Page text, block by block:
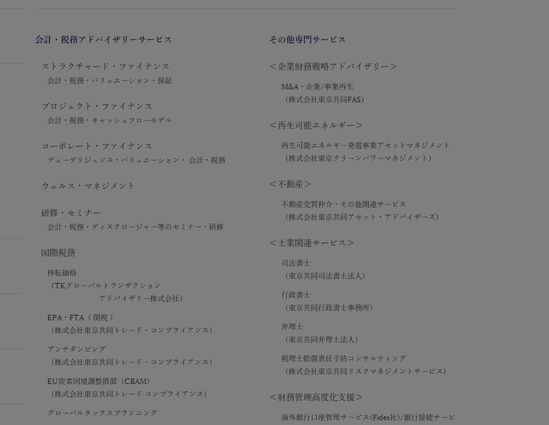
会計・税務アドバイザリーサービス
ストラクチャード・ファイナンス
会計・税務・バリュエーション・保証
プロジェクト・ファイナンス
会計・税務・キャッシュフローモデル
コーポレート・ファイナンス
デューデリジェンス・バリュエーション・ 会計・税務
ウェルス・マネジメント
研修・セミナー
会計・税務・ディスクロージャー等のセミナー・研修
国際税務
移転価格
（TKグローバルトランザクション
アドバイザリー株式会社）
EPA・FTA（ 関税 ）
（株式会社東京共同トレード・コンプライアンス）
アンチダンピング
（株式会社東京共同トレード・コンプライアンス）
EU炭素国境調整措置（CBAM）
（株式会社東京共同トレード·コンプライアンス）
グローバルタックスプランニング
その他専門サービス
＜企業財務戦略アドバイザリー＞
M&A・企業/事業再生
（株式会社東京共同FAS）
＜再生可能エネルギー＞
再生可能エネルギー発電事業アセットマネジメント
（株式会社東京クリーンパワーマネジメント）
＜不動産＞
不動産売買仲介・その他関連サービス
（株式会社東京共同アセット・アドバイザーズ）
＜士業関連サービス＞
司法書士
（東京共同司法書士法人）
行政書士
（東京共同行政書士事務所）
弁理士
（東京共同弁理士法人）
税理士賠償責任予防コンサルティング
（株式会社東京共同リスクマネジメントサービス）
＜財務管理高度化支援＞
海外銀行口座管理サービス(Fides社)/銀行接続サービ